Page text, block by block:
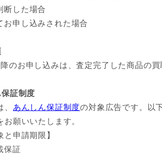
断した場合
お申し込みされた場合
のお申し込みは、査定完了した商品の
証制度
あんしん保証制度の対象広告です。以
お願いいたします。
と申請期限】
保証